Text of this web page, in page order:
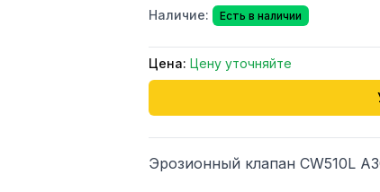
Наличие:
Есть в наличии
Цена: Цену уточняйте
Эрозионный клапан CW510L